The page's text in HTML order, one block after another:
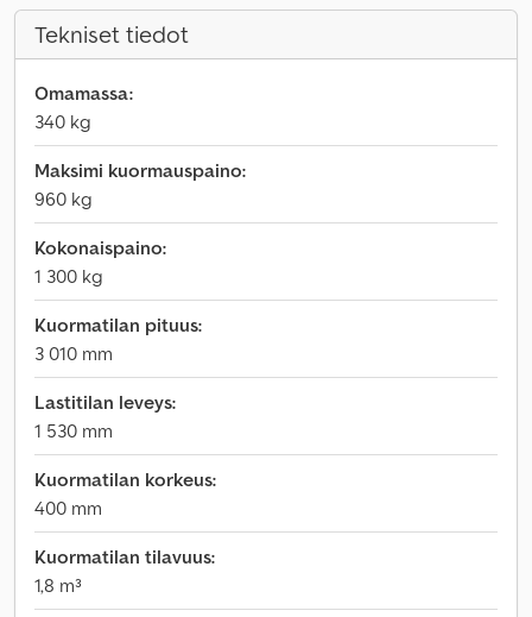
Tekniset tiedot
Omamassa:
340 kg
Maksimi kuormauspaino:
960 kg
Kokonaispaino:
1 300 kg
Kuormatilan pituus:
3 010 mm
Lastitilan leveys:
1 530 mm
Kuormatilan korkeus:
400 mm
Kuormatilan tilavuus:
1,8 m³